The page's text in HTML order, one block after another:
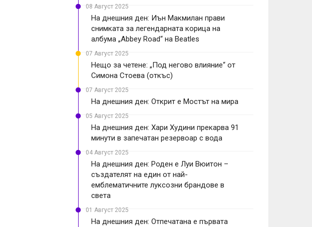
08 Август 2025
На днешния ден: Иън Макмилан прави
снимката за легендарната корица на
албума „Abbey Road“ на Beatles
07 Август 2025
Нещо за четене: „Под негово влияние“ от
Симона Стоева (откъс)
07 Август 2025
На днешния ден: Открит е Мостът на мира
05 Август 2025
На днешния ден: Хари Худини прекарва 91
минути в запечатан резервоар с вода
04 Август 2025
На днешния ден: Роден е Луи Вюитон –
създателят на един от най-
емблематичните луксозни брандове в
света
01 Август 2025
На днешния ден: Отпечатана е първата